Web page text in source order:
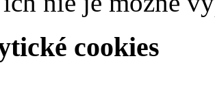
cookies